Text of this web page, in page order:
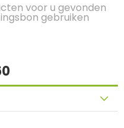
voor u gevonden
gebruiken